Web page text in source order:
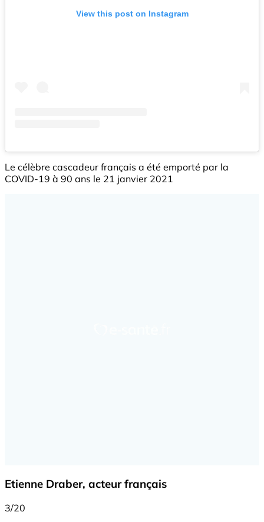
View this post on Instagram
Le célèbre cascadeur français a été emporté par la
COVID-19 à 90 ans le 21 janvier 2021
Etienne Draber, acteur français
3/20